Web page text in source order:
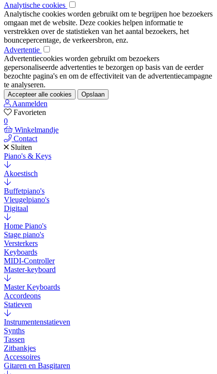
Analytische cookies
Analytische cookies worden gebruikt om te begrijpen hoe bezoekers
omgaan met de website. Deze cookies helpen informatie te
verstrekken over de statistieken van het aantal bezoekers, het
bouncepercentage, de verkeersbron, enz.
Advertentie
Advertentiecookies worden gebruikt om bezoekers
gepersonaliseerde advertenties te bezorgen op basis van de eerder
bezochte pagina's en om de effectiviteit van de advertentiecampagne
te analyseren.
Accepteer alle cookies Opslaan
Aanmelden
Favorieten
0
Winkelmandje
Contact
Sluiten
Piano's & Keys
Akoestisch
Buffetpiano's
Vleugelpiano's
Digitaal
Home Piano's
Stage piano's
Versterkers
Keyboards
MIDI-Controller
Master-keyboard
Master Keyboards
Accordeons
Statieven
Instrumentenstatieven
Synths
Tassen
Zitbankjes
Accessoires
Gitaren en Basgitaren